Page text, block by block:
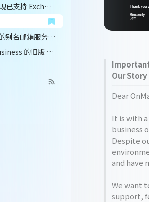
NameCrane Mail 现已支持 Exchange 协议登录和同步
可收发可转让别名的别名邮箱服务 Vend Mail 提供终身订阅, 还有更加高风险的东西...
Yandex 360 for Business 的旧版 free plan 已经不能修改 owner
Our Story
Dear
It is with
business
Despite
and have
We want
support,